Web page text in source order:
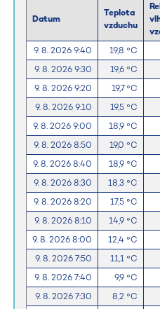
Datum
Teplota
vzduchu
9. 8. 2026 9:40 19,8 °C
9. 8. 2026 9:30
19,6 °C
9. 8. 2026 9:20
19,7 °C
9. 8. 2026 9:10
19,5 °C
9. 8. 2026 9:00
18,9 °C
9. 8. 2026 8:50
19,0 °C
9. 8. 2026 8:40
18,9 °C
9. 8. 2026 8:30
18,3 °C
9. 8. 2026 8:20
17,5 °C
9. 8. 2026 8:10
14,9 °C
9. 8. 2026 8:00
12,4 °C
9. 8. 2026 7:50
11,1 °C
9. 8. 2026 7:40
9,9 °C
9. 8. 2026 7:30
8,2 °C